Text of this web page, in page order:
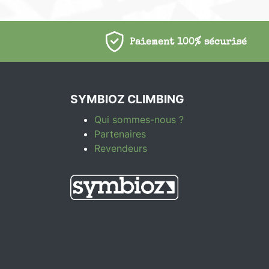
Paiement 100% sécurisé
SYMBIOZ CLIMBING
Qui sommes-nous ?
Partenaires
Revendeurs